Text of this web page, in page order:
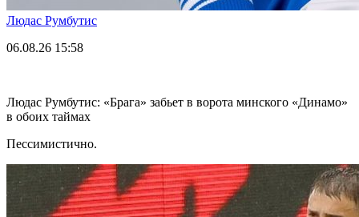
Людас Румбутис
06.08.26 15:58
Людас Румбутис: «Брага» забьет в ворота минского «Динамо»
в обоих таймах
Пессимистично.